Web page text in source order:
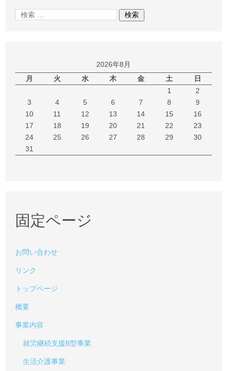
2026年8月
月
火 水 木 金 土
日
1
2
3
4 5 6 7 8
9
10
11 12 13 14 15
16
17
18 19 20 21 22
23
24
25 26 27 28 29
30
31
固定ページ
お問い合わせ
リンク
トップページ
概要
事業内容
就労継続支援B型事業
生活介護事業